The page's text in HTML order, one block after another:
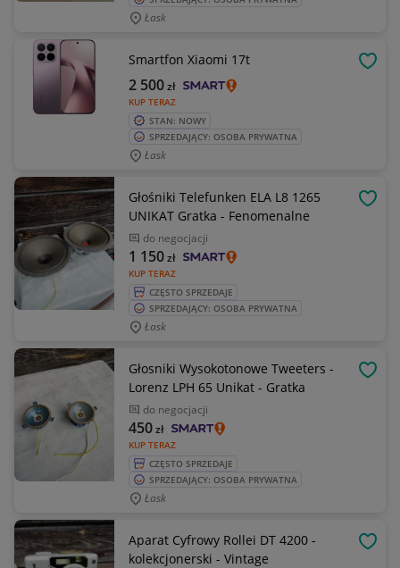
Łask
Smartfon Xiaomi 17t
KUP TERAZ
2 500zł
STAN: NOWY
SPRZEDAJĄCY: OSOBA PRYWATNA
Łask
Głośniki Telefunken ELA L8 1265
UNIKAT Gratka - Fenomenalne
do negocjacji
KUP TERAZ
1 150zł
CZĘSTO SPRZEDAJE
SPRZEDAJĄCY: OSOBA PRYWATNA
Łask
Głosniki Wysokotonowe Tweeters -
Lorenz LPH 65 Unikat - Gratka
do negocjacji
KUP TERAZ
450zł
CZĘSTO SPRZEDAJE
SPRZEDAJĄCY: OSOBA PRYWATNA
Łask
Aparat Cyfrowy Rollei DT 4200 -
kolekcjonerski - Vintage